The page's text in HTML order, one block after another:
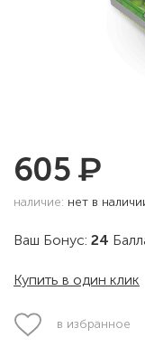
605 ₽
наличие: нет в
Ваш Бонус: 24
Купить в один клик
в избранное